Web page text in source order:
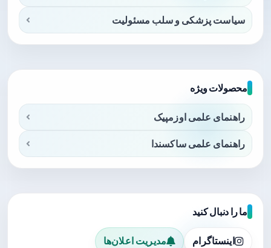
سیاست پزشکی و سلب مسئولیت
محصولات ویژه
راهنمای علمی اوزمپیک
راهنمای علمی ساکسندا
ما را دنبال کنید
اینستاگرام مدیریت اعلان‌ها